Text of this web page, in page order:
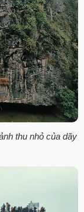
thu nhỏ của dãy
tiếng.